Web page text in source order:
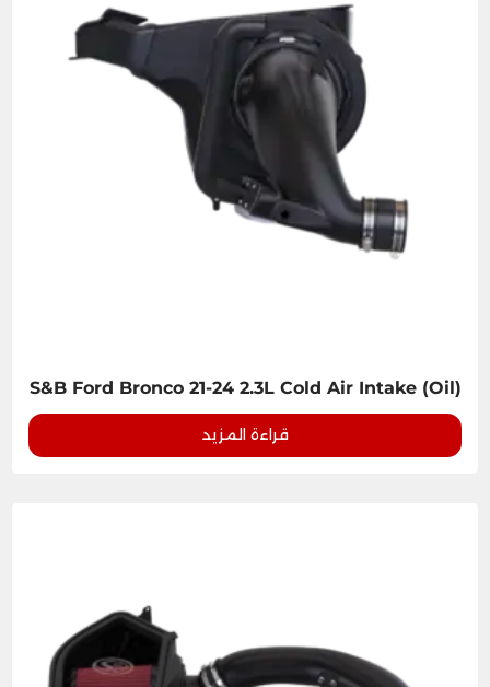
S&B Ford Bronco 21-24 2.3L Cold Air Intake (Oil)
قراءة المزيد